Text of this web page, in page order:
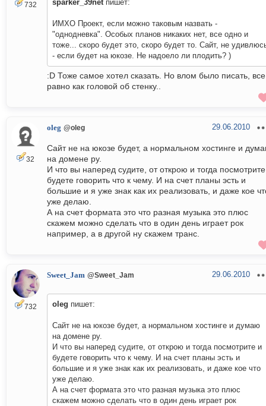
732 sparker_39netпишет:
ИМХО Проект, если можно таковым назвать -
"однодневка". Особых планов никаких нет, все одно и
тоже... скоро будет это, скоро будет то. Сайт, не
- если будет на юкозе. Не надоело ли плодить? )
:D Тоже самое хотел сказать. Но влом было писать, все
равно как головой об стенку..
32
oleg @oleg 29.06.2010
Сайт не на юкозе будет, а нормальном хостинге и
на домене ру.
И что вы наперед судите, от открою и тогда
будете говорить что к чему. И на счет планы эсть и
большие и я уже знак как их реализовать, и даже кое
уже делаю.
А на счет формата это что разная музыка это плюс
скажем можно сделать что в один день играет рок
например, а в другой ну скажем транс.
732
Sweet_Jam @Sweet_Jam 29.06.2010
oleg пишет:
Сайт не на юкозе будет, а нормальном хостинге и думаю
на домене ру.
И что вы наперед судите, от открою и тогда посмотрите и
будете говорить что к чему. И на счет планы эсть и
большие и я уже знак как их реализовать, и даже кое что
уже делаю.
А на счет формата это что разная музыка это плюс
скажем можно сделать что в один день играет рок